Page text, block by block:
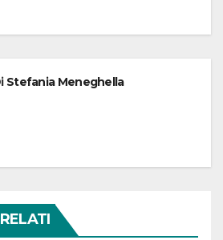
Stefania Meneghella